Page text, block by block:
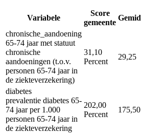
Variabele
Score
gemeente
chronische_aandoening
65-74 jaar met statuut
chronische
aandoeningen (t.o.v.
personen 65-74 jaar in
de ziekteverzekering)
31,10
Percent
29,25
diabetes
prevalentie diabetes 65-
74 jaar per 1.000
personen 65-74 jaar in
de ziekteverzekering
202,00
Percent
175,50